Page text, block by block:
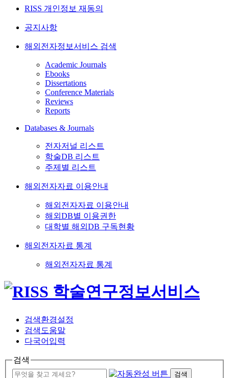
RISS 개인정보 재동의
공지사항
해외전자정보서비스 검색
Academic Journals
Ebooks
Dissertations
Conference Materials
Reviews
Reports
Databases & Journals
전자저널 리스트
학술DB 리스트
주제별 리스트
해외전자자료 이용안내
해외전자자료 이용안내
해외DB별 이용권한
대학별 해외DB 구독현황
해외전자자료 통계
해외전자자료 통계
검색환경설정
검색도움말
다국어입력
검색
검색